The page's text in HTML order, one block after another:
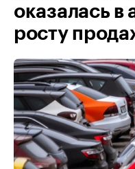
оказалась в
росту